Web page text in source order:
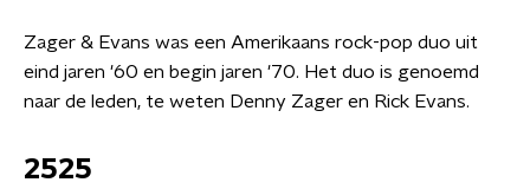
Zager & Evans was een Amerikaans rock-pop duo uit
eind jaren '60 en begin jaren '70. Het duo is genoemd
naar de leden, te weten Denny Zager en Rick Evans.
2525